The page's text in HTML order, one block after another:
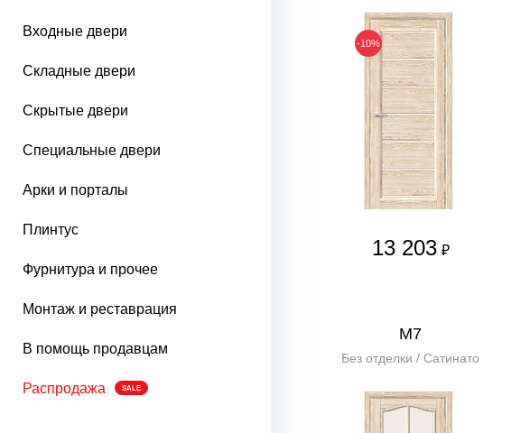
Входные двери
Складные двери
Скрытые двери
Специальные двери
Арки и порталы
Плинтус
Фурнитура и прочее
Монтаж и реставрация
В помощь продавцам
Распродажа SALE
-10%
13 203 ₽
М7
Без отделки / Сатинато